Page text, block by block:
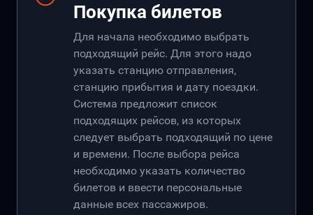
Покупка билетов
Для начала необходимо выбрать
подходящий рейс. Для этого надо
указать станцию отправления,
станцию прибытия и дату поездки.
Система предложит список
подходящих рейсов, из которых
следует выбрать подходящий по цене
и времени. После выбора рейса
необходимо указать количество
билетов и ввести персональные
данные всех пассажиров.